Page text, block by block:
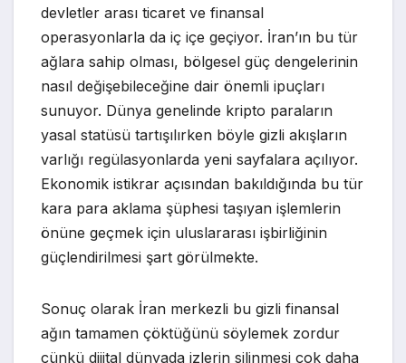
devletler arası ticaret ve finansal
operasyonlarla da iç içe geçiyor. İran’ın bu tür
ağlara sahip olması, bölgesel güç dengelerinin
nasıl değişebileceğine dair önemli ipuçları
sunuyor. Dünya genelinde kripto paraların
yasal statüsü tartışılırken böyle gizli akışların
varlığı regülasyonlarda yeni sayfalara açılıyor.
Ekonomik istikrar açısından bakıldığında bu tür
kara para aklama şüphesi taşıyan işlemlerin
önüne geçmek için uluslararası işbirliğinin
güçlendirilmesi şart görülmekte.
Sonuç olarak İran merkezli bu gizli finansal
ağın tamamen çöktüğünü söylemek zordur
çünkü dijital dünyada izlerin silinmesi çok daha